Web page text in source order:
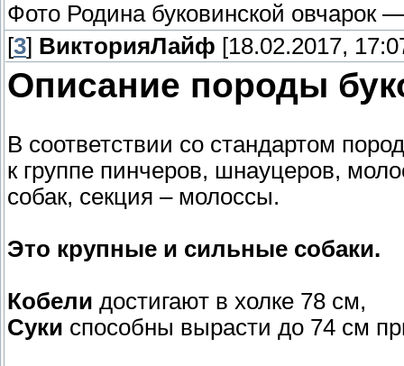
Фото Родина буковинской овчарок
[3] ВикторияЛайф [18.02.2017,
Описание породы
В соответствии со стандартом
к группе пинчеров, шнауцеров,
собак, секция – молоссы.
Это крупные и сильные собаки.
Кобели достигают в холке 78 см,
Суки способны вырасти до 74 см